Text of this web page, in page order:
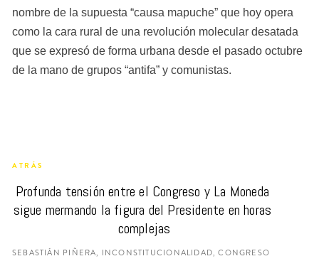
nombre de la supuesta “causa mapuche” que hoy opera
como la cara rural de una revolución molecular desatada
que se expresó de forma urbana desde el pasado octubre
de la mano de grupos “antifa” y comunistas.
ATRÁS
Profunda tensión entre el Congreso y La Moneda
sigue mermando la figura del Presidente en horas
complejas
SEBASTIÁN PIÑERA, INCONSTITUCIONALIDAD, CONGRESO